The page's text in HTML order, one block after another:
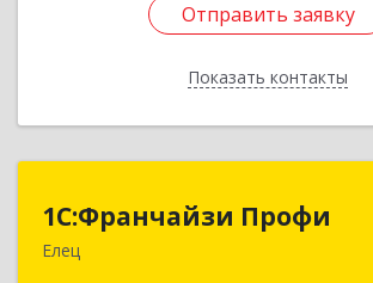
Отправить заявку
Показать контакты
Отправить заявку
Назад
1С:Франчайзи Профи
Елец